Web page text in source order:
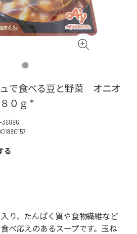
で食べる豆と野菜 オニオ
０ｇ *
36896
る
り、たんぱく質や食物繊維など
べ応えのあるスープです。玉ね